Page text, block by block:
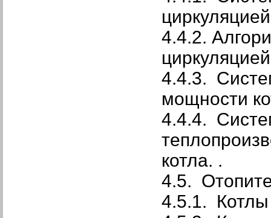
4.4.2.
4.4.3.
мощности
4.4.4.
котла. .
4.5.
4.5.1. Котлы